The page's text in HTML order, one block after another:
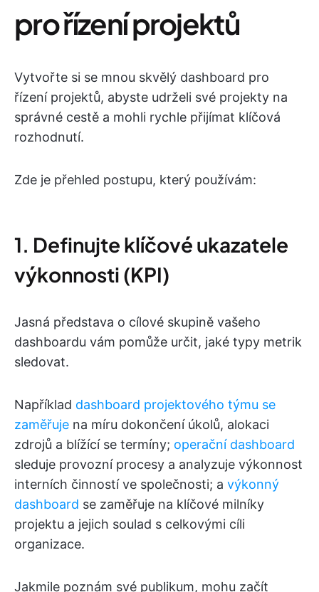
pro řízení projektů
Vytvořte si se mnou skvělý dashboard pro
řízení projektů, abyste udrželi své projekty na
správné cestě a mohli rychle přijímat klíčová
rozhodnutí.
Zde je přehled postupu, který používám:
1. Definujte klíčové ukazatele
výkonnosti (KPI)
Jasná představa o cílové skupině vašeho
dashboardu vám pomůže určit, jaké typy metrik
sledovat.
Například dashboard projektového týmu se
zaměřuje na míru dokončení úkolů, alokaci
zdrojů a blížící se termíny; operační dashboard
sleduje provozní procesy a analyzuje výkonnost
interních činností ve společnosti; a výkonný
dashboard se zaměřuje na klíčové milníky
projektu a jejich soulad s celkovými cíli
organizace.
Jakmile poznám své publikum, mohu začít